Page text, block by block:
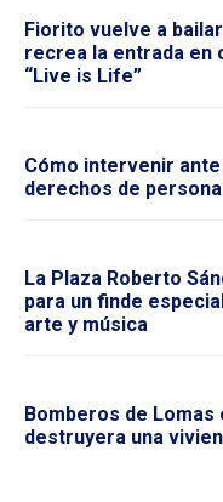
Fiorito vuelve a
recrea la entrada en
“Live is Life”
Cómo intervenir
derechos de
La Plaza Roberto
para un finde
arte y música
Bomberos de Lomas
destruyera una